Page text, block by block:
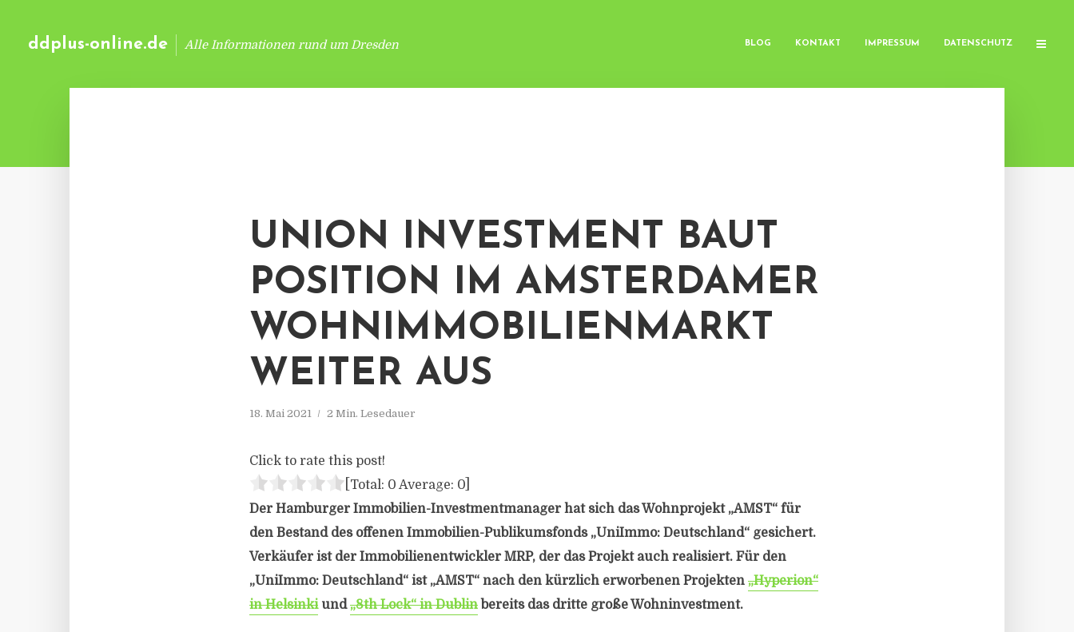
ddplus-online.de Alle Informationen rund um Dresden BLOG KONTAKT IMPRESSUM DATENSCHUTZ
UNION INVESTMENT BAUT
POSITION IM AMSTERDAMER
WOHNIMMOBILIENMARKT
WEITER AUS
18. Mai 2021 2 Min. Lesedauer
Click to rate this post!
[Total: 0 Average: 0
Der Hamburger Immobilien-Investmentmanager hat sich das Wohnprojekt „AMST“ für
den Bestand des offenen Immobilien-Publikumsfonds „UniImmo: Deutschland“ gesichert.
Verkäufer ist der Immobilienentwickler MRP, der das Projekt auch realisiert. Für den
„UniImmo: Deutschland“ ist „AMST“ nach den kürzlich erworbenen Projekten „Hyperion“
in Helsinkiund„8th Lock“ in Dublin bereits das dritte große Wohninvestment.